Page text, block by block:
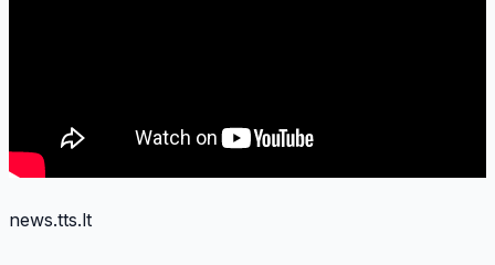
news.tts.lt